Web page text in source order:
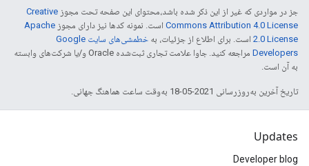
جز در مواردی که غیر از این ذکر شده باشد،‌محتوای این صفحه تحت مجوز Creative
Commons Attribution 4.0 License است. نمونه کدها نیز دارای مجوز Apache
2.0 License است. برای اطلاع از جزئیات، به
خطمشی‌های سایت Google
Developers‏
مراجعه کنید. جاوا علامت تجاری ثبت‌شده Oracle و/یا شرکت‌های وابسته
به آن است.
تاریخ آخرین به‌روزرسانی 2021-05-18 به‌وقت ساعت هماهنگ جهانی.
Updates
Developer blog